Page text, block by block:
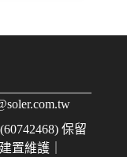
保留
建置維護｜